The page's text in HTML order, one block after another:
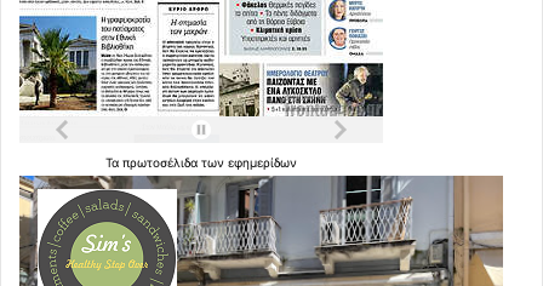
Τα πρωτοσέλιδα των εφημερίδων